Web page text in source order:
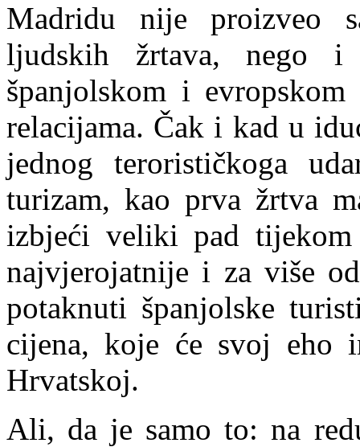
Madridu nije proizveo
ljudskih žrtava, nego i
španjolskom i
relacijama. Čak i kad u
jednog terorističkoga
turizam, kao prva žrtva
izbjeći veliki pad
najvjerojatnije i za više
potaknuti španjolske
cijena, koje će svoj eho
Hrvatskoj.
Ali, da je samo to: na